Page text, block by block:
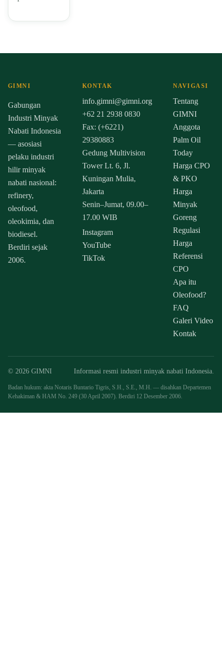
GIMNI
Gabungan
Industri Minyak
Nabati Indonesia
— asosiasi
pelaku industri
hilir minyak
nabati nasional:
refinery,
oleofood,
oleokimia, dan
biodiesel.
Berdiri sejak
2006.
KONTAK
info.gimni@gimni.org
+62 21 2938 0830
Fax: (+6221)
29380883
Gedung Multivision
Tower Lt. 6, Jl.
Kuningan Mulia,
Jakarta
Senin–Jumat, 09.00–
17.00 WIB
Instagram
YouTube
TikTok
NAVIGASI
Tentang
GIMNI
Anggota
Palm Oil
Today
Harga CPO
& PKO
Harga
Minyak
Goreng
Regulasi
Harga
Referensi
CPO
Apa itu
Oleofood?
FAQ
Galeri Video
Kontak
© 2026 GIMNI Informasi resmi industri minyak nabati Indonesia.
Badan hukum: akta Notaris Buntario Tigris, S.H., S.E., M.H. — disahkan Departemen
Kehakiman & HAM No. 249 (30 April 2007). Berdiri 12 Desember 2006.